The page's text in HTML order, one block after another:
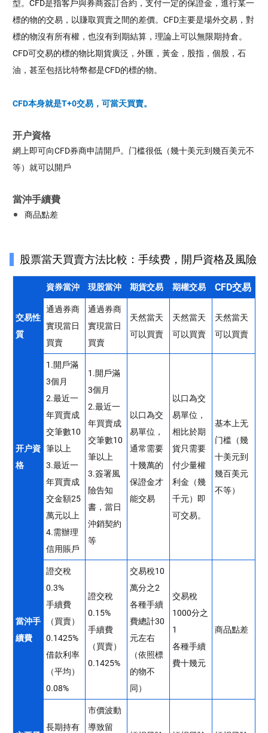
型。CFD是指客戶與券商簽訂合約，支付一定的保證金，進行某一
標的物的交易，以賺取買賣之間的差價。CFD主要是場外交易，對
標的物沒有所有權，也沒有到期結算，理論上可以無限期持倉。
CFD可交易的標的物比期貨廣泛，外匯，黃金，股指，個股，石
油，甚至包括比特幣都是CFD的標的物。
CFD本身就是T+0交易，可當天買賣。
开户資格
網上即可向CFD券商申請開戶。门槛很低（幾十美元到幾百美元不
等）就可以開戶
當沖手續費
商品點差
股票當天買賣方法比較：手续费，開戶資格及風險
資券當沖 現股當沖 期貨交易 期權交易 CFD交易
交易性
質
通過券商
實現當日
買賣
通過券商
實現當日
買賣
天然當天
可以買賣
天然當天
可以買賣
天然當天
可以買賣
开户資
格
1.開戶滿
3個月
2.最近一
年買賣成
交筆數10
筆以上
3.最近一
年買賣成
交金額25
萬元以上
4.需辦理
信用賬戶
1.開戶滿
3個月
2.最近一
年買賣成
交筆數10
筆以上
3.簽署風
險告知
書，當日
沖銷契約
等
以口為交
易單位，
通常需要
十幾萬的
保證金才
能交易
以口為交
易單位，
相比於期
貨只需要
付少量權
利金（幾
千元）即
可交易。
基本上无
门槛（幾
十美元到
幾百美元
不等）
當沖手
續費
證交稅
0.3%
手續費
（買賣）
0.1425%
借款利率
（平均）
0.08%
證交稅
0.15%
手續費
（買賣）
0.1425%
交易稅10
萬分之2
各種手續
費總計30
元左右
（依照標
的物不
同）
交易稅
1000分之
1
各種手續
費十幾元
商品點差
長期持有
市價波動
導致留